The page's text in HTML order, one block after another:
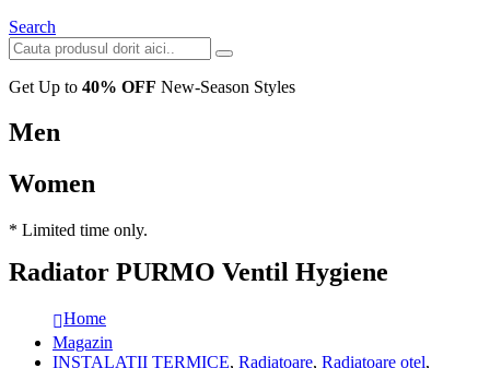
Search
Get Up to 40% OFF New-Season Styles
Men
Women
* Limited time only.
Radiator PURMO Ventil Hygiene
Home
Magazin
INSTALATII TERMICE, Radiatoare, Radiatoare otel,